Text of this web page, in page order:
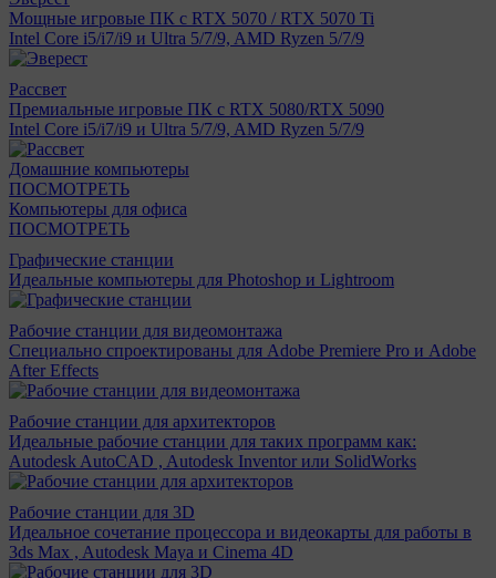
Мощные игровые ПК с RTX 5070 / RTX 5070 Ti
Intel Core i5/i7/i9 и Ultra 5/7/9, AMD Ryzen 5/7/9
Рассвет
Премиальные игровые ПК с RTX 5080/RTX 5090
Intel Core i5/i7/i9 и Ultra 5/7/9, AMD Ryzen 5/7/9
Домашние компьютеры
ПОСМОТРЕТЬ
Компьютеры для офиса
ПОСМОТРЕТЬ
Графические станции
Идеальные компьютеры для Photoshop и Lightroom
Рабочие станции для видеомонтажа
Специально спроектированы для Adobe Premiere Pro и Adobe
After Effects
Рабочие станции для архитекторов
Идеальные рабочие станции для таких программ как:
Autodesk AutoCAD , Autodesk Inventor или SolidWorks
Рабочие станции для 3D
Идеальное сочетание процессора и видеокарты для работы в
3ds Max , Autodesk Maya и Cinema 4D